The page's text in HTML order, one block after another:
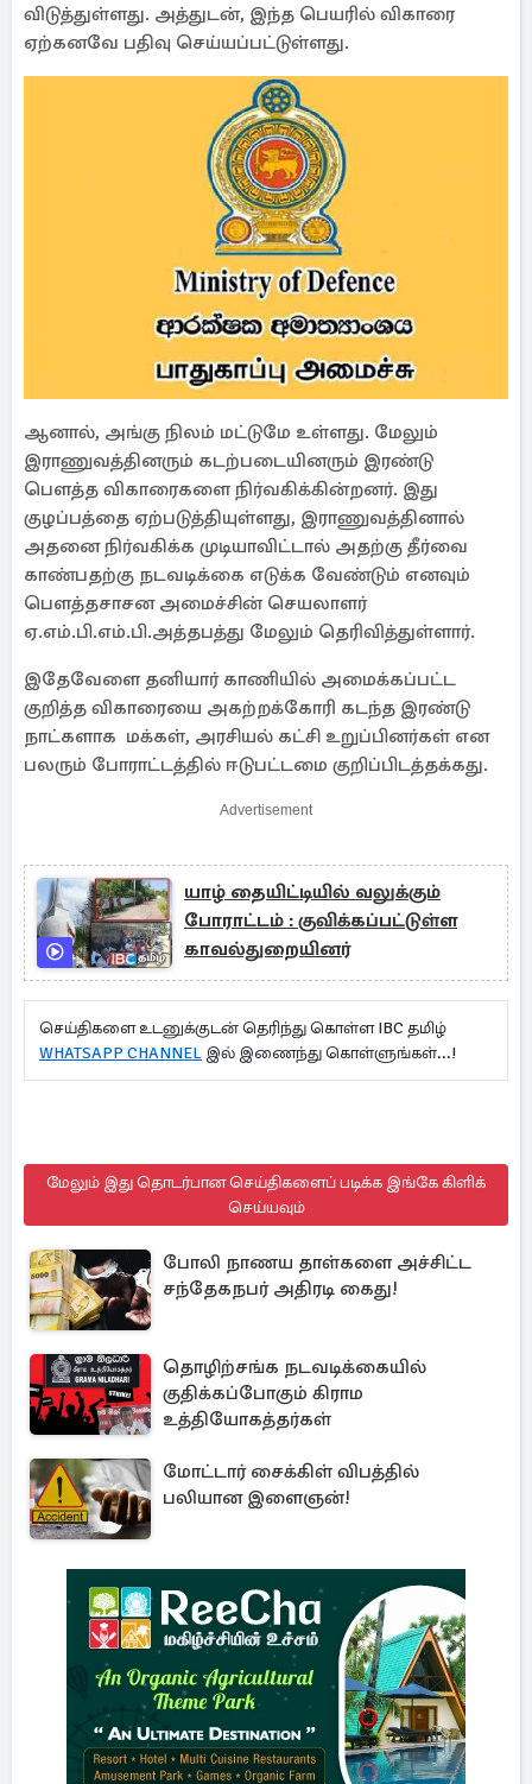
விடுத்துள்ளது. அத்துடன், இந்த பெயரில் விகாரை
ஏற்கனவே பதிவு செய்யப்பட்டுள்ளது.
ஆனால், அங்கு நிலம் மட்டுமே உள்ளது. மேலும்
இராணுவத்தினரும் கடற்படையினரும் இரண்டு
பௌத்த விகாரைகளை நிர்வகிக்கின்றனர். இது
குழப்பத்தை ஏற்படுத்தியுள்ளது, இராணுவத்தினால்
அதனை நிர்வகிக்க முடியாவிட்டால் அதற்கு தீர்வை
காண்பதற்கு நடவடிக்கை எடுக்க வேண்டும் எனவும்
பௌத்தசாசன அமைச்சின் செயலாளர்
ஏ.எம்.பி.எம்.பி.அத்தபத்து மேலும் தெரிவித்துள்ளார்.
இதேவேளை தனியார் காணியில் அமைக்கப்பட்ட
குறித்த விகாரையை அகற்றக்கோரி கடந்த இரண்டு
நாட்களாக மக்கள், அரசியல் கட்சி உறுப்பினர்கள் என
பலரும் போராட்டத்தில் ஈடுபட்டமை குறிப்பிடத்தக்கது.
Advertisement
யாழ் தையிட்டியில் வலுக்கும்
போராட்டம் : குவிக்கப்பட்டுள்ள
காவல்துறையினர்
செய்திகளை உடனுக்குடன் தெரிந்து கொள்ள IBC தமிழ்
WHATSAPP CHANNEL இல் இணைந்து கொள்ளுங்கள்...!
மேலும் இது தொடர்பான செய்திகளைப் படிக்க இங்கே கிளிக்
செய்யவும்
போலி நாணய தாள்களை அச்சிட்ட
சந்தேகநபர் அதிரடி கைது!
தொழிற்சங்க நடவடிக்கையில்
குதிக்கப்போகும் கிராம
உத்தியோகத்தர்கள்
மோட்டார் சைக்கிள் விபத்தில்
பலியான இளைஞன்!